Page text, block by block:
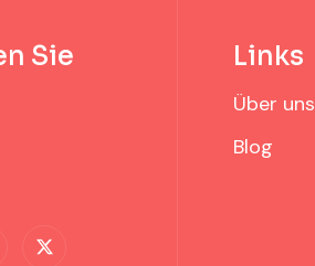
Sie
Links
Über uns
Blog